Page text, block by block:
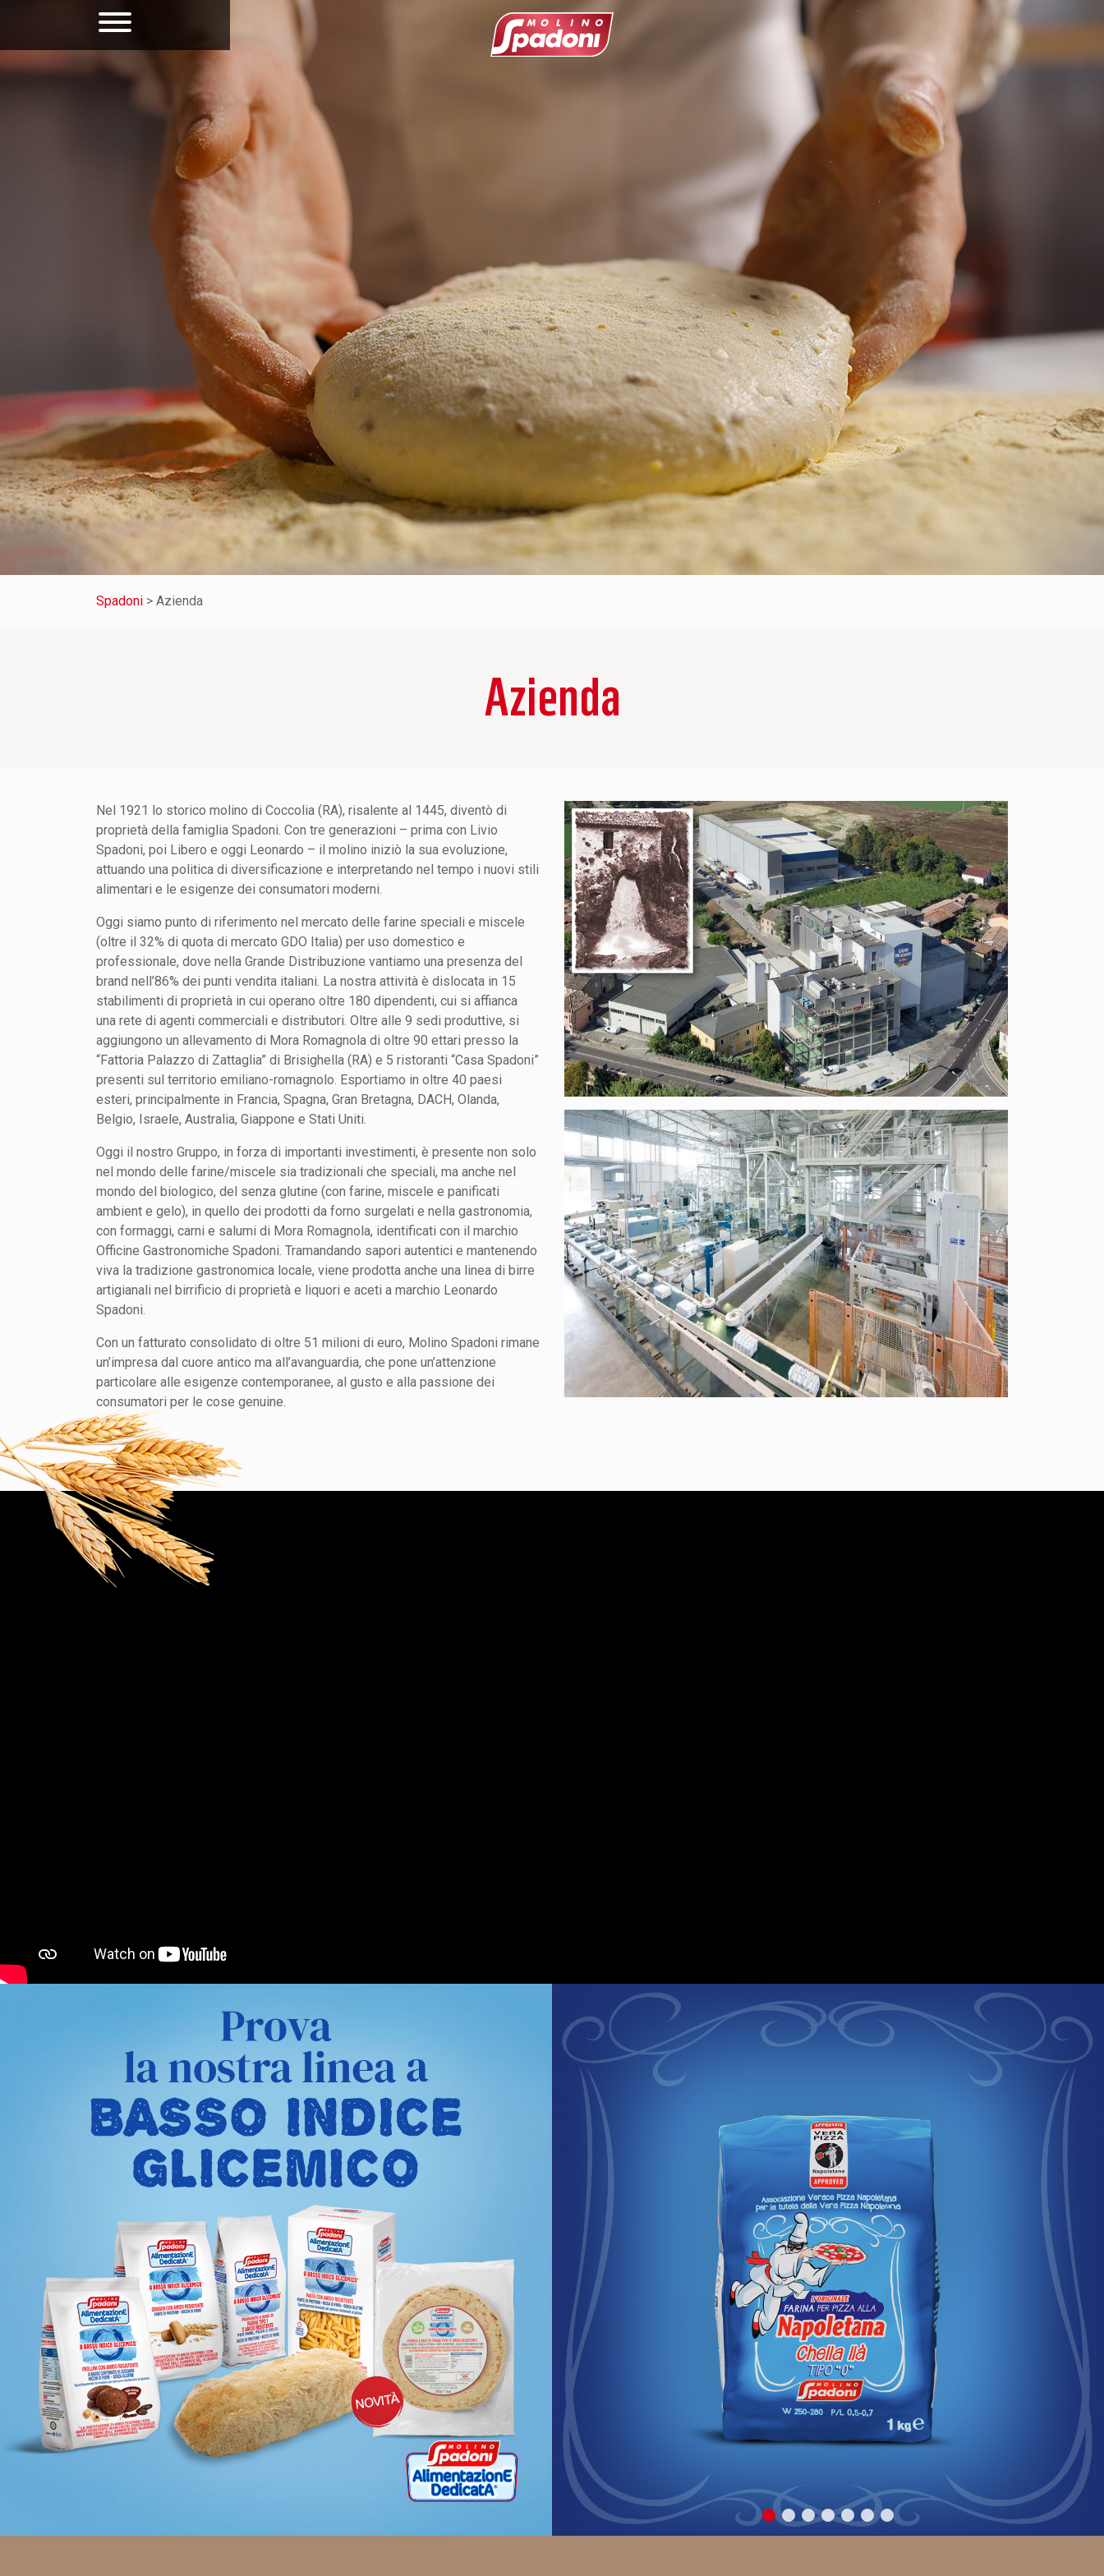
Spadoni > Azienda
Azienda
Nel 1921 lo storico molino di Coccolia (RA), risalente al 1445, diventò di
proprietà della famiglia Spadoni. Con tre generazioni – prima con Livio
Spadoni, poi Libero e oggi Leonardo – il molino iniziò la sua evoluzione,
attuando una politica di diversificazione e interpretando nel tempo i nuovi stili
alimentari e le esigenze dei consumatori moderni.
Oggi siamo punto di riferimento nel mercato delle farine speciali e miscele
(oltre il 32% di quota di mercato GDO Italia) per uso domestico e
professionale, dove nella Grande Distribuzione vantiamo una presenza del
brand nell’86% dei punti vendita italiani. La nostra attività è dislocata in 15
stabilimenti di proprietà in cui operano oltre 180 dipendenti, cui si affianca
una rete di agenti commerciali e distributori. Oltre alle 9 sedi produttive, si
aggiungono un allevamento di Mora Romagnola di oltre 90 ettari presso la
“Fattoria Palazzo di Zattaglia” di Brisighella (RA) e 5 ristoranti “Casa Spadoni”
presenti sul territorio emiliano-romagnolo. Esportiamo in oltre 40 paesi
esteri, principalmente in Francia, Spagna, Gran Bretagna, DACH, Olanda,
Belgio, Israele, Australia, Giappone e Stati Uniti.
Oggi il nostro Gruppo, in forza di importanti investimenti, è presente non solo
nel mondo delle farine/miscele sia tradizionali che speciali, ma anche nel
mondo del biologico, del senza glutine (con farine, miscele e panificati
ambient e gelo), in quello dei prodotti da forno surgelati e nella gastronomia,
con formaggi, carni e salumi di Mora Romagnola, identificati con il marchio
Officine Gastronomiche Spadoni. Tramandando sapori autentici e mantenendo
viva la tradizione gastronomica locale, viene prodotta anche una linea di birre
artigianali nel birrificio di proprietà e liquori e aceti a marchio Leonardo
Spadoni.
Con un fatturato consolidato di oltre 51 milioni di euro, Molino Spadoni rimane
un’impresa dal cuore antico ma all’avanguardia, che pone un’attenzione
particolare alle esigenze contemporanee, al gusto e alla passione dei
consumatori per le cose genuine.